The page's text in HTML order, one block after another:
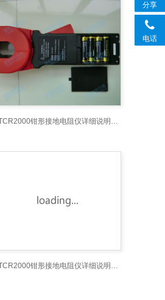
ETCR2000钳形接地电阻仪详细说明书_5
ETCR2000钳形接地电阻仪详细说明书_9
分享
电话